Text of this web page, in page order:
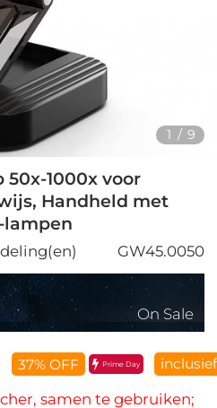
1 / 9
1000x voor
Handheld met
lampen
GW45.0050
On Sale
37% OFF Prime Day
samen te gebruiken;